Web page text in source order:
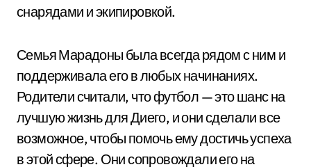
снарядами и экипировкой.
Семья Марадоны была всегда рядом с ним и
поддерживала его в любых начинаниях.
Родители считали, что футбол — это шанс на
лучшую жизнь для Диего, и они сделали все
возможное, чтобы помочь ему достичь успеха
в этой сфере. Они сопровождали его на